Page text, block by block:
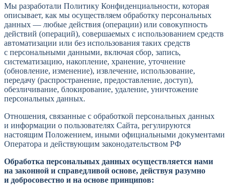
Мы разработали Политику Конфиденциальности, которая
описывает, как мы осуществляем обработку персональных
данных — любые действия (операции) или совокупность
действий (операций), совершаемых с использованием средств
автоматизации или без использования таких средств
с персональными данными, включая сбор, запись,
систематизацию, накопление, хранение, уточнение
(обновление, изменение), извлечение, использование,
передачу (распространение, предоставление, доступ),
обезличивание, блокирование, удаление, уничтожение
персональных данных.
Отношения, связанные с обработкой персональных данных
и информации о пользователях Сайта, регулируются
настоящим Положением, иными официальными документами
Оператора и действующим законодательством РФ
Обработка персональных данных осуществляется нами
на законной и справедливой основе, действуя разумно
и добросовестно и на основе принципов: